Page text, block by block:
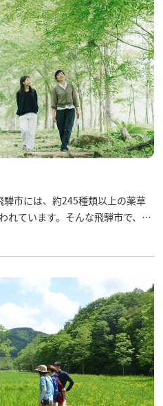
市には、約245種類以上の薬草
れています。そんな飛騨市で、薬